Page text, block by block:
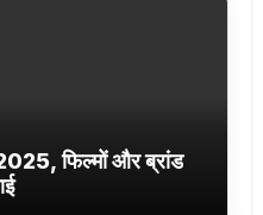
फिल्मों और ब्रांड